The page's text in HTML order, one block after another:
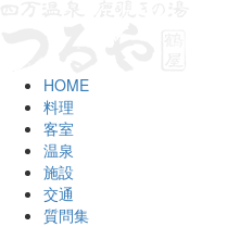
HOME
料理
客室
温泉
施設
交通
質問集